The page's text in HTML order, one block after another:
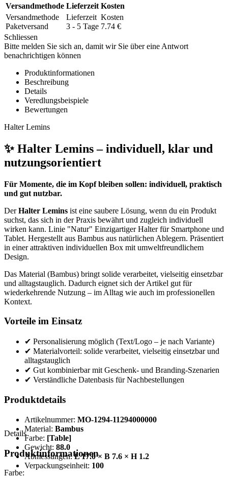
Versandmethode Lieferzeit Kosten
Versandmethode
Paketversand
Lieferzeit
3 - 5 Tage
Kosten
7.74 €
Schliessen
Bitte melden Sie sich an, damit wir Sie über eine Antwort
benachrichtigen können
Produktinformationen
Beschreibung
Details
Veredlungsbeispiele
Bewertungen
Halter Lemins
✨ Halter Lemins – individuell, klar und
nutzungsorientiert
Für Momente, die im Kopf bleiben sollen: individuell, praktisch
und gut nutzbar.
DerHalter Lemins ist eine saubere Lösung, wenn du ein Produkt
suchst, das sich in der Praxis bewährt und zugleich individuell
wirken kann. Linie "Natur" Einzigartiger Halter für Smartphone und
Tablet. Hergestellt aus Bambus aus natürlichen Ablegern. Präsentiert
in einer attraktiven individuellen Box mit umweltfreundlichem
Design.
Das Material (Bambus) bringt solide verarbeitet, vielseitig einsetzbar
und alltagstauglich. Dadurch eignet sich der Artikel gut für
wiederkehrende Nutzung – im Alltag wie auch im professionellen
Kontext.
Vorteile im Einsatz
✔ Personalisierung möglich (Text/Logo – je nach Variante)
✔ Materialvorteil: solide verarbeitet, vielseitig einsetzbar und
alltagstauglich
✔ Gut kombinierbar mit Geschenk- und Branding-Szenarien
✔ Verständliche Datenbasis für Nachbestellungen
Produktdetails
Artikelnummer: MO-1294-11294000000
Material: Bambus
Farbe: [Table]
Gewicht: 88.0
Abmessungen:L 17.0 × B 7.6 × H 1.2
Verpackungseinheit: 100
Details
Produktinformationen
Farbe: